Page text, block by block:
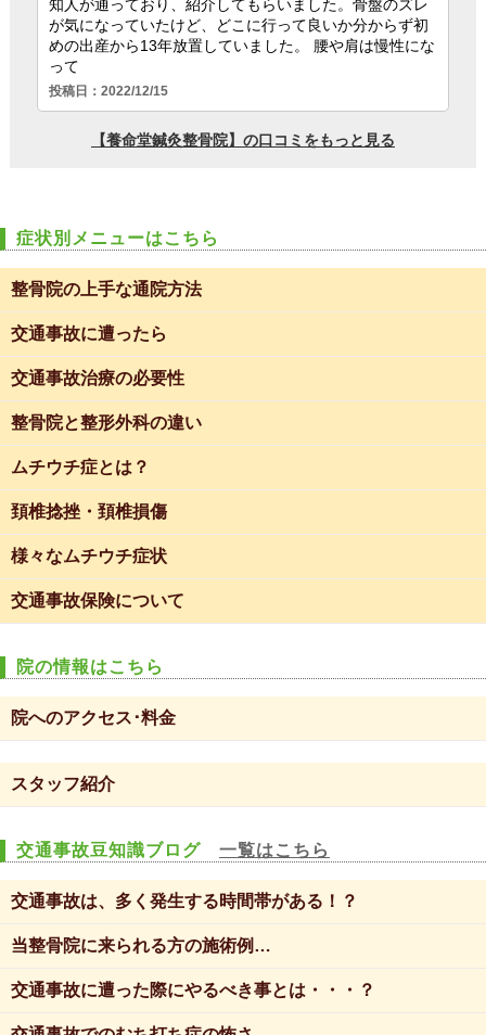
症状別メニューはこちら
整骨院の上手な通院方法
交通事故に遭ったら
交通事故治療の必要性
整骨院と整形外科の違い
ムチウチ症とは？
頚椎捻挫・頚椎損傷
様々なムチウチ症状
交通事故保険について
院の情報はこちら
院へのアクセス･料金
スタッフ紹介
交通事故豆知識ブログ 一覧はこちら
交通事故は、多く発生する時間帯がある！？
当整骨院に来られる方の施術例…
交通事故に遭った際にやるべき事とは・・・？